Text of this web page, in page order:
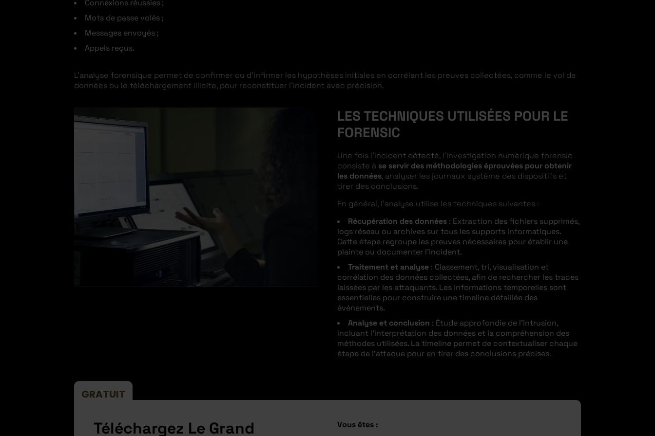
Connexions réussies ;
Mots de passe volés ;
Messages envoyés ;
Appels reçus.
L’analyse forensique permet de confirmer ou d’infirmer les hypothèses initiales en corrélant les preuves collectées, comme le vol de
données ou le téléchargement illicite, pour reconstituer l’incident avec précision.
LES TECHNIQUES UTILISÉES POUR LE
FORENSIC
Une fois l’incident détecté, l’investigation numérique forensic
consiste à se servir des méthodologies éprouvées pour obtenir
les données, analyser les journaux système des dispositifs et
tirer des conclusions.
En général, l’analyse utilise les techniques suivantes :
Récupération des données : Extraction des fichiers supprimés,
logs réseau ou archives sur tous les supports informatiques.
Cette étape regroupe les preuves nécessaires pour établir une
plainte ou documenter l’incident.
Traitement et analyse : Classement, tri, visualisation et
corrélation des données collectées, afin de rechercher les traces
laissées par les attaquants. Les informations temporelles sont
essentielles pour construire une timeline détaillée des
événements.
Analyse et conclusion : Étude approfondie de l’intrusion,
incluant l’interprétation des données et la compréhension des
méthodes utilisées. La timeline permet de contextualiser chaque
étape de l’attaque pour en tirer des conclusions précises.
GRATUIT
Téléchargez Le Grand Vous êtes :